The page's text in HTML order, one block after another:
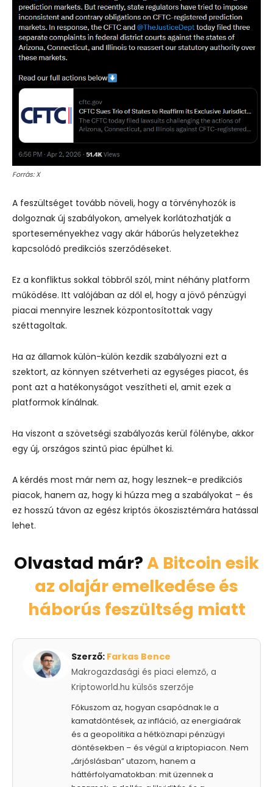
Forrás: X
A feszültséget tovább növeli, hogy a törvényhozók is
dolgoznak új szabályokon, amelyek korlátozhatják a
sporteseményekhez vagy akár háborús helyzetekhez
kapcsolódó predikciós szerződéseket.
Ez a konfliktus sokkal többről szól, mint néhány platform
működése. Itt valójában az dől el, hogy a jövő pénzügyi
piacai mennyire lesznek központosítottak vagy
széttagoltak.
Ha az államok külön-külön kezdik szabályozni ezt a
szektort, az könnyen szétverheti az egységes piacot, és
pont azt a hatékonyságot veszítheti el, amit ezek a
platformok kínálnak.
Ha viszont a szövetségi szabályozás kerül fölénybe, akkor
egy új, országos szintű piac épülhet ki.
A kérdés most már nem az, hogy lesznek-e predikciós
piacok, hanem az, hogy ki húzza meg a szabályokat – és
ez hosszú távon az egész kriptós ökoszisztémára hatással
lehet.
Olvastad már?A Bitcoin esik
az olajár emelkedése és
háborús feszültség miatt
Szerző: Farkas Bence
Makrogazdasági és piaci elemző, a
Kriptoworld.hu külsős szerzője
Fókuszom az, hogyan csapódnak le a
kamatdöntések, az infláció, az energiaárak
és a geopolitika a hétköznapi pénzügyi
döntésekben – és végül a kriptopiacon. Nem
„árjóslásban” utazom, hanem a
háttérfolyamatokban: mit üzennek a